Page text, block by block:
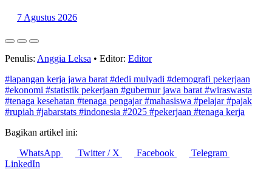
7 Agustus 2026
Penulis: Anggia Leksa • Editor: Editor
#lapangan kerja jawa barat #dedi mulyadi #demografi pekerjaan
#ekonomi #statistik pekerjaan #gubernur jawa barat #wiraswasta
#tenaga kesehatan #tenaga pengajar#mahasiswa #pelajar#pajak
#rupiah #jabarstats #indonesia #2025 #pekerjaan #tenaga kerja
Bagikan artikel ini:
WhatsApp
Twitter / X Facebook
Telegram
LinkedIn